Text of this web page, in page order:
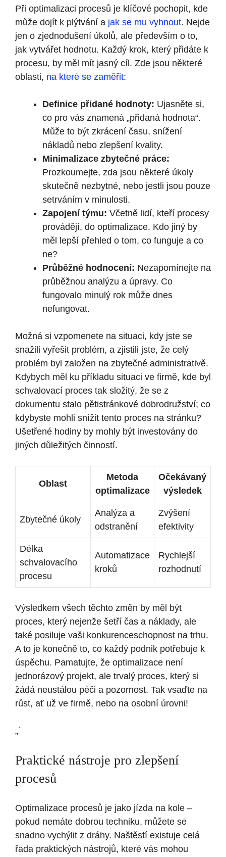
Při optimalizaci procesů je klíčové pochopit, kde
může dojít k plýtvání a jak se mu vyhnout. Nejde
jen o zjednodušení úkolů, ale především o to,
jak vytvářet hodnotu. Každý krok, který přidáte k
procesu, by měl mít jasný cíl. Zde jsou některé
oblasti, na které se zaměřit:
Definice přidané hodnoty: Ujasněte si,
co pro vás znamená „přidaná hodnota“.
Může to být zkrácení času, snížení
nákladů nebo zlepšení kvality.
Minimalizace zbytečné práce:
Prozkoumejte, zda jsou některé úkoly
skutečně nezbytné, nebo jestli jsou pouze
setrváním v minulosti.
Zapojení týmu: Včetně lidí, kteří procesy
provádějí, do optimalizace. Kdo jiný by
měl lepší přehled o tom, co funguje a co
ne?
Průběžné hodnocení: Nezapomínejte na
průběžnou analýzu a úpravy. Co
fungovalo minulý rok může dnes
nefungovat.
Možná si vzpomenete na situaci, kdy jste se
snažili vyřešit problém, a zjistili jste, že celý
problém byl založen na zbytečné administrativě.
Kdybych měl ku příkladu situaci ve firmě, kde byl
schvalovací proces tak složitý, že se z
dokumentu stalo pětistránkové dobrodružství; co
kdybyste mohli snížit tento proces na stránku?
Ušetřené hodiny by mohly být investovány do
jiných důležitých činností.
Oblast
Metoda
optimalizace
Očekávaný
výsledek
Zbytečné úkoly
Analýza a
odstranění
Zvýšení
efektivity
Délka
schvalovacího
procesu
Automatizace
kroků
Rychlejší
rozhodnutí
Výsledkem všech těchto změn by měl být
proces, který nejenže šetří čas a náklady, ale
také posiluje vaši konkurenceschopnost na trhu.
A to je konečně to, co každý podnik potřebuje k
úspěchu. Pamatujte, že optimalizace není
jednorázový projekt, ale trvalý proces, který si
žádá neustálou péči a pozornost. Tak vsaďte na
růst, ať už ve firmě, nebo na osobní úrovni!
„`
Praktické nástroje pro zlepšení
procesů
Optimalizace procesů je jako jízda na kole –
pokud nemáte dobrou techniku, můžete se
snadno vychýlit z dráhy. Naštěstí existuje celá
řada praktických nástrojů, které vás mohou